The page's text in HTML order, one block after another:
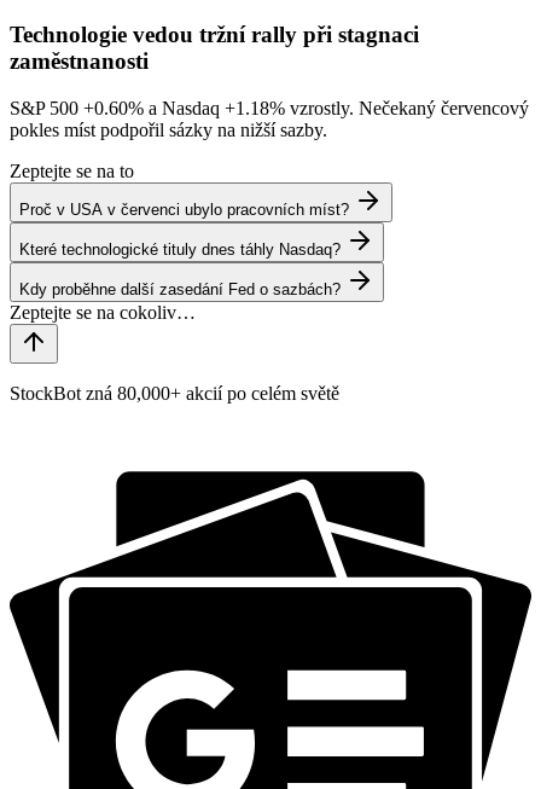
Technologie vedou tržní rally při stagnaci
zaměstnanosti
S&P 500 +0.60% a Nasdaq +1.18% vzrostly. Nečekaný červencový
pokles míst podpořil sázky na nižší sazby.
Zeptejte se na to
Proč v USA v červenci ubylo pracovních míst?
Které technologické tituly dnes táhly Nasdaq?
Kdy proběhne další zasedání Fed o sazbách?
StockBot zná 80,000+ akcií po celém světě